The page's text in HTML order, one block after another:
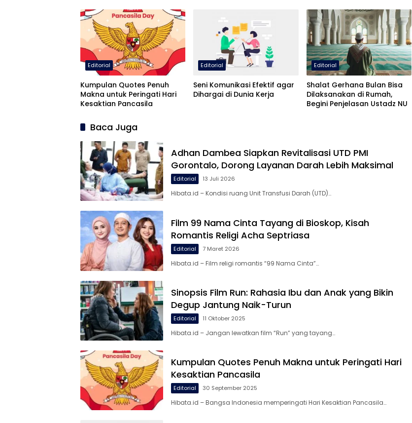
Editorial
Kumpulan Quotes Penuh
Makna untuk Peringati Hari
Kesaktian Pancasila
Editorial
Seni Komunikasi Efektif agar
Dihargai di Dunia Kerja
Editorial
Shalat Gerhana Bulan Bisa
Dilaksanakan di Rumah,
Begini Penjelasan Ustadz NU
Baca Juga
Adhan Dambea Siapkan Revitalisasi UTD PMI
Gorontalo, Dorong Layanan Darah Lebih Maksimal
Editorial 13 Juli 2026
Hibata.id – Kondisi ruang Unit Transfusi Darah (UTD)…
Film 99 Nama Cinta Tayang di Bioskop, Kisah
Romantis Religi Acha Septriasa
Editorial 7 Maret 2026
Hibata.id – Film religi romantis “99 Nama Cinta”…
Sinopsis Film Run: Rahasia Ibu dan Anak yang Bikin
Degup Jantung Naik-Turun
Editorial 11 Oktober 2025
Hibata.id – Jangan lewatkan film “Run” yang tayang…
Kumpulan Quotes Penuh Makna untuk Peringati Hari
Kesaktian Pancasila
Editorial 30 September 2025
Hibata.id – Bangsa Indonesia memperingati Hari Kesaktian Pancasila…